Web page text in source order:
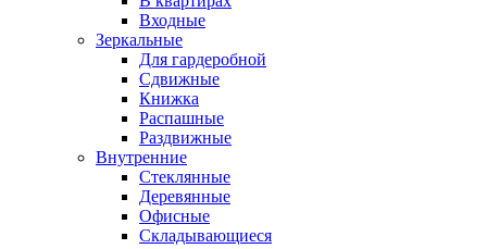
Входные
Зеркальные
Для гардеробной
Сдвижные
Книжка
Распашные
Раздвижные
Внутренние
Стеклянные
Деревянные
Офисные
Складывающиеся